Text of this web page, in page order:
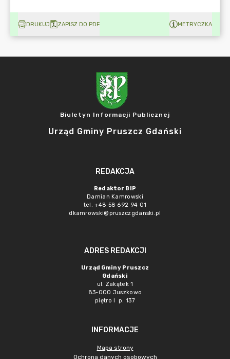
DRUKUJ ZAPISZ DO PDF METRYCZKA
Biuletyn Informacji Publicznej
Urząd Gminy Pruszcz Gdański
REDAKCJA
Redaktor BIP
Damian Kamrowski
tel. +48 58 692 94 01
dkamrowski@pruszczgdanski.pl
ADRES REDAKCJI
Urząd Gminy Pruszcz
Gdański
ul. Zakątek 1
83-000 Juszkowo
piętro I p. 137
INFORMACJE
Mapa strony
Ochrona danych osobowych